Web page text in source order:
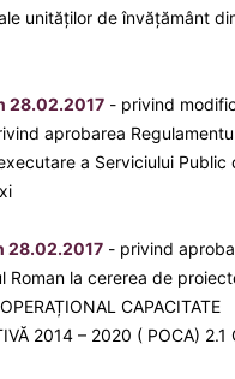
unităţilor de învăţământ
28.02.2017 - privind
aprobarea
a Serviciului Public
28.02.2017 - privind
Roman la cererea de
CAPACITATE
2014 – 2020 ( POCA) 2.1